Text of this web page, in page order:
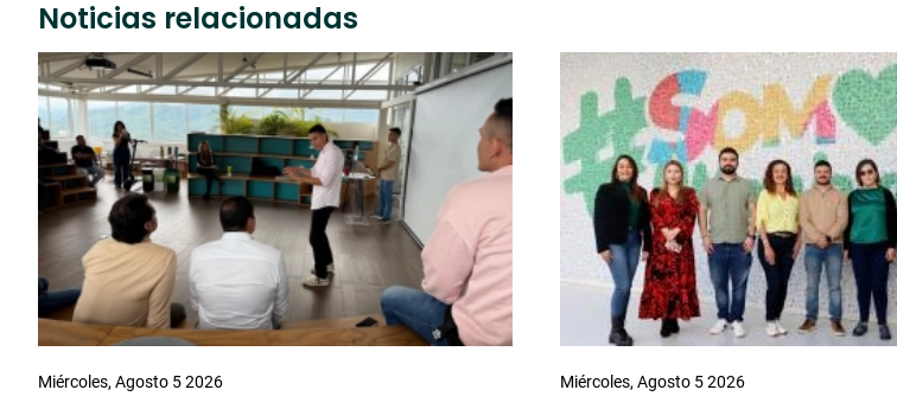
Noticias relacionadas
Miércoles, Agosto 5 2026 Miércoles, Agosto 5 2026